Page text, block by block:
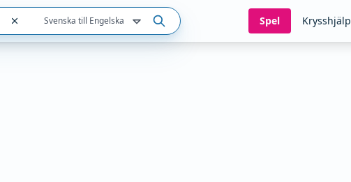
Svenska till Engelska Spel Krysshjälp